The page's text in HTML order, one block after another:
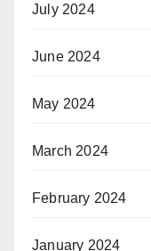
July 2024
June 2024
May 2024
March 2024
February 2024
January 2024